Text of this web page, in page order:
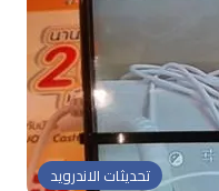
تحديثات الاندرويد